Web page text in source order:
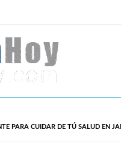
PARA CUIDAR DE TÚ SALUD EN